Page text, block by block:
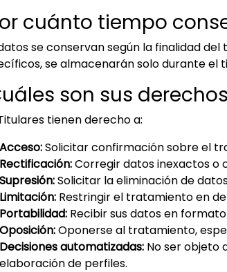
cuánto tiempo
se conservan según la finalidad
se almacenarán solo durante el
son sus
tienen derecho a:
Acceso:Solicitar confirmación sobre el
Rectificación:Corregir datos inexactos
Supresión:Solicitar la eliminación de
Limitación: Restringir el tratamiento en
Portabilidad: Recibir sus datos en
Oposición:Oponerse al tratamiento,
Decisiones automatizadas: No ser objeto
elaboración de perfiles.